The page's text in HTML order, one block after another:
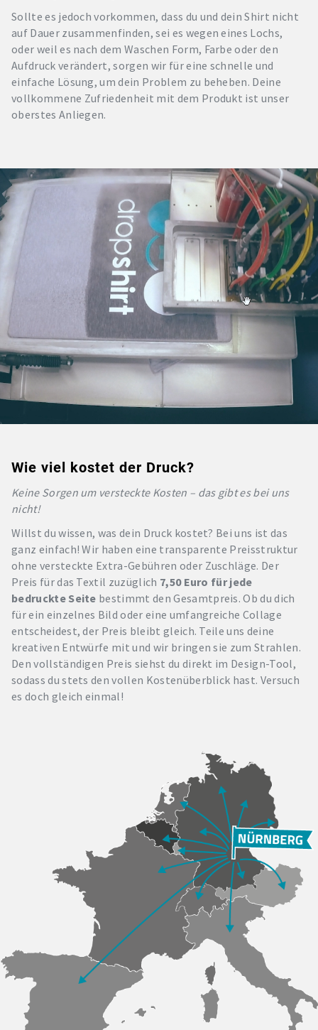
Sollte es jedoch vorkommen, dass du und dein Shirt nicht
auf Dauer zusammenfinden, sei es wegen eines Lochs,
oder weil es nach dem Waschen Form, Farbe oder den
Aufdruck verändert, sorgen wir für eine schnelle und
einfache Lösung, um dein Problem zu beheben. Deine
vollkommene Zufriedenheit mit dem Produkt ist unser
oberstes Anliegen.
Wie viel kostet der Druck?
Keine Sorgen um versteckte Kosten – das gibt es bei uns
nicht!
Willst du wissen, was dein Druck kostet? Bei uns ist das
ganz einfach! Wir haben eine transparente Preisstruktur
ohne versteckte Extra-Gebühren oder Zuschläge. Der
Preis für das Textil zuzüglich 7,50 Euro für jede
bedruckte Seite bestimmt den Gesamtpreis. Ob du dich
für ein einzelnes Bild oder eine umfangreiche Collage
entscheidest, der Preis bleibt gleich. Teile uns deine
kreativen Entwürfe mit und wir bringen sie zum Strahlen.
Den vollständigen Preis siehst du direkt im Design-Tool,
sodass du stets den vollen Kostenüberblick hast. Versuch
es doch gleich einmal!